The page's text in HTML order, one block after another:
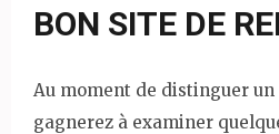
BON SITE DE
Au moment de distinguer
gagnerez à examiner